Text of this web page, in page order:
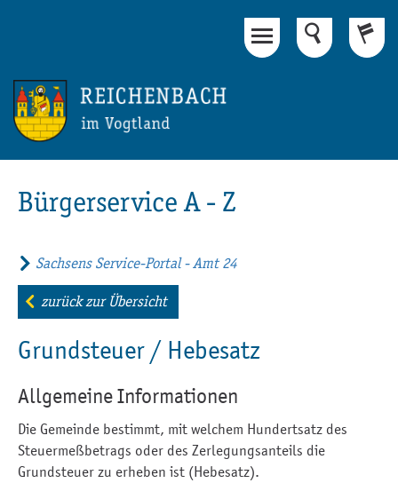
Bürgerservice A - Z
Sachsens Service-Portal - Amt 24
zurück zur Übersicht
Grundsteuer / Hebesatz
Allgemeine Informationen
Die Gemeinde bestimmt, mit welchem Hundertsatz des
Steuermeßbetrags oder des Zerlegungsanteils die
Grundsteuer zu erheben ist (Hebesatz).